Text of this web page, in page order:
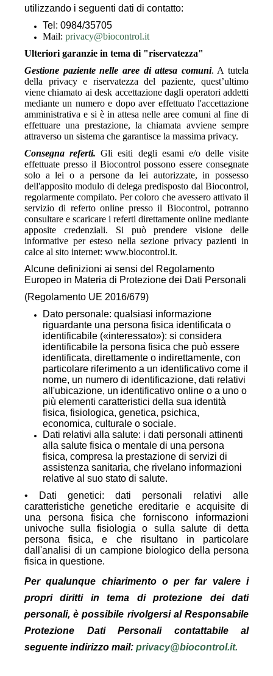
utilizzando i seguenti dati di contatto:
Tel: 0984/35705
Mail: privacy@biocontrol.it
Ulteriori garanzie in tema di "riservatezza"
Gestione paziente nelle aree di attesa comuni. A tutela
della privacy e riservatezza del paziente, quest’ultimo
viene chiamato ai desk accettazione dagli operatori addetti
mediante un numero e dopo aver effettuato l'accettazione
amministrativa e si è in attesa nelle aree comuni al fine di
effettuare una prestazione, la chiamata avviene sempre
attraverso un sistema che garantisce la massima privacy.
Consegna referti. Gli esiti degli esami e/o delle visite
effettuate presso il Biocontrol possono essere consegnate
solo a lei o a persone da lei autorizzate, in possesso
dell'apposito modulo di delega predisposto dal Biocontrol,
regolarmente compilato. Per coloro che avessero attivato il
servizio di referto online presso il Biocontrol, potranno
consultare e scaricare i referti direttamente online mediante
apposite credenziali. Si può prendere visione delle
informative per esteso nella sezione privacy pazienti in
calce al sito internet: www.biocontrol.it.
Alcune definizioni ai sensi del Regolamento
Europeo in Materia di Protezione dei Dati Personali
(Regolamento UE 2016/679)
Dato personale: qualsiasi informazione
riguardante una persona fisica identificata o
identificabile («interessato»): si considera
identificabile la persona fisica che può essere
identificata, direttamente o indirettamente, con
particolare riferimento a un identificativo come il
nome, un numero di identificazione, dati relativi
all'ubicazione, un identificativo online o a uno o
più elementi caratteristici della sua identità
fisica, fisiologica, genetica, psichica,
economica, culturale o sociale.
Dati relativi alla salute: i dati personali attinenti
alla salute fisica o mentale di una persona
fisica, compresa la prestazione di servizi di
assistenza sanitaria, che rivelano informazioni
relative al suo stato di salute.
• Dati genetici: dati personali relativi alle
caratteristiche genetiche ereditarie e acquisite di
una persona fisica che forniscono informazioni
univoche sulla fisiologia o sulla salute di detta
persona fisica, e che risultano in particolare
dall'analisi di un campione biologico della persona
fisica in questione.
Per qualunque chiarimento o per far valere i
propri diritti in tema di protezione dei dati
personali, è possibile rivolgersi al Responsabile
Protezione Dati Personali contattabile al
seguente indirizzo mail: privacy@biocontrol.it.